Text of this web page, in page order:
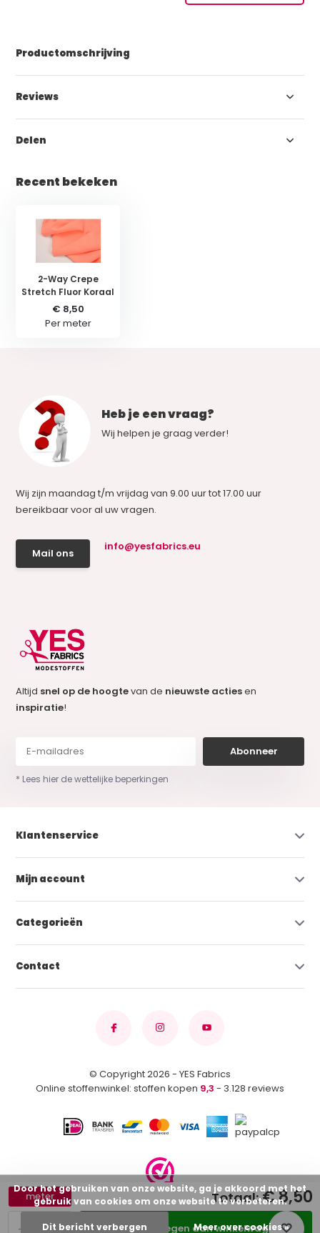
+
-
meter
Toevoegen aan winkelwagen
Totaal:€ 8,50
Productomschrijving
Reviews
Delen
Recent bekeken
2-Way Crepe
Stretch Fluor Koraal
€ 8,50
Per meter
Heb je een vraag?
Wij helpen je graag verder!
Wij zijn maandag t/m vrijdag van 9.00 uur tot 17.00 uur
bereikbaar voor al uw vragen.
Mail ons
info@yesfabrics.eu
Altijd snel op de hoogtevan de nieuwste actiesen
inspiratie!
Abonneer
* Lees hier de wettelijke beperkingen
Klantenservice
Mijn account
Categorieën
Contact
© Copyright 2026 - YES Fabrics
Online stoffenwinkel: stoffen kopen 9,3 - 3.128 reviews
Door het gebruiken van onze website, ga je akkoord met het
gebruik van cookies om onze website te verbeteren.
Dit bericht verbergen Meer over cookies »